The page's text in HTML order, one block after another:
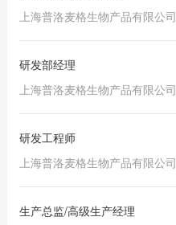
上海普洛麦格生物产品有限公司
研发部经理
上海普洛麦格生物产品有限公司
研发工程师
上海普洛麦格生物产品有限公司
生产总监/高级生产经理